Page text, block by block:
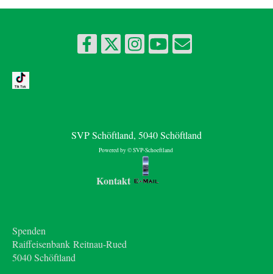
SVP Schöftland, 5040 Schöftland
Powered by © SVP-Schoeftland
Kontakt
Spenden
Raiffeisenbank Reitnau-Rued
5040 Schöftland